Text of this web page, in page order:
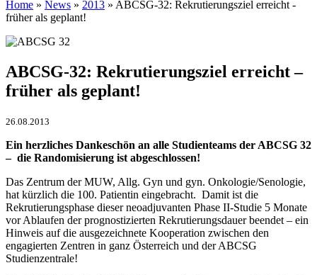
Home » News » 2013 » ABCSG-32: Rekrutierungsziel erreicht -
früher als geplant!
ABCSG-32: Rekrutierungsziel erreicht –
früher als geplant!
26.08.2013
Ein herzliches Dankeschön an alle Studienteams der ABCSG 32
– die Randomisierung ist abgeschlossen!
Das Zentrum der MUW, Allg. Gyn und gyn. Onkologie/Senologie,
hat kürzlich die 100. Patientin eingebracht. Damit ist die
Rekrutierungsphase dieser neoadjuvanten Phase II-Studie 5 Monate
vor Ablaufen der prognostizierten Rekrutierungsdauer beendet – ein
Hinweis auf die ausgezeichnete Kooperation zwischen den
engagierten Zentren in ganz Österreich und der ABCSG
Studienzentrale!